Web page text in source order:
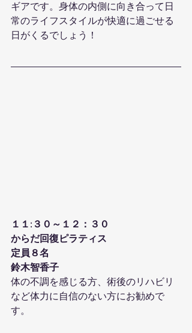
ギアです。身体の内側に向き合って日
常のライフスタイルが快適に過ごせる
日がくるでしょう！
１１:３０～１２：３０
からだ回復ピラティス
定員８名
鈴木智香子
体の不調を感じる方、術後のリハビリ
など体力に自信のない方にお勧めで
す。